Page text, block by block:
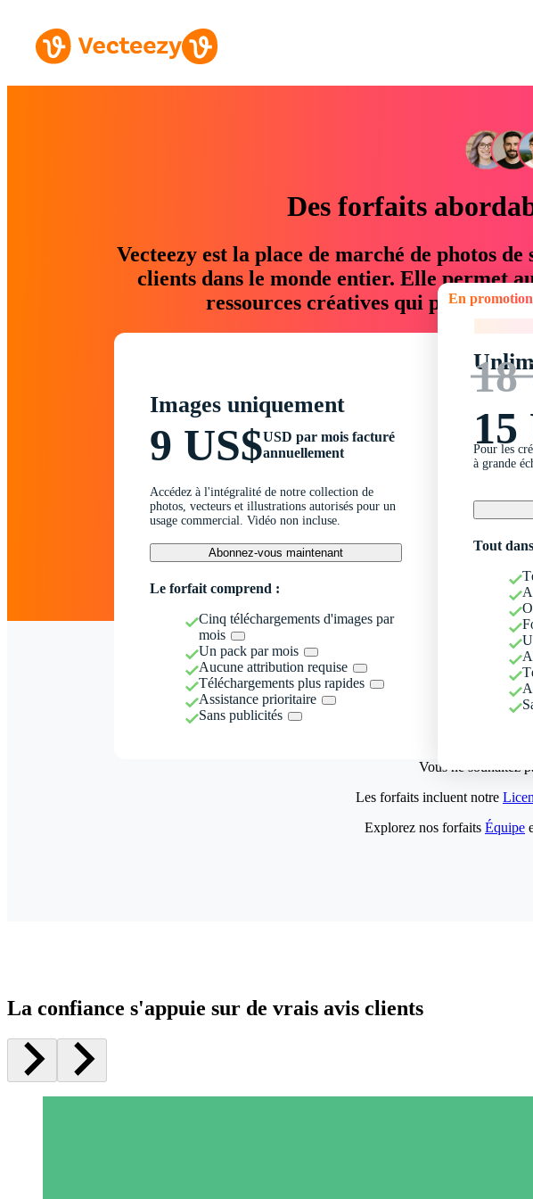
Des forfaits
Vecteezy est la place de marché de photos
clients dans le monde entier. Elle permet
ressources créatives qui
Images uniquement
9 US$USD par mois facturé
annuellement
Accédez à l'intégralité de notre collection de
photos, vecteurs et illustrations autorisés pour un
usage commercial. Vidéo non incluse.
Abonnez-vous maintenant
Le forfait comprend :
Cinq téléchargements d'images par
mois
Un pack par mois
Aucune attribution requise
Téléchargements plus rapides
Assistance prioritaire
Sans publicités
En promotion
18
15
Pour les
à grande
Tout
Vous ne souhaitez
Les forfaits incluent notre
Explorez nos forfaits Équipe
La confiance s'appuie sur de vrais avis clients